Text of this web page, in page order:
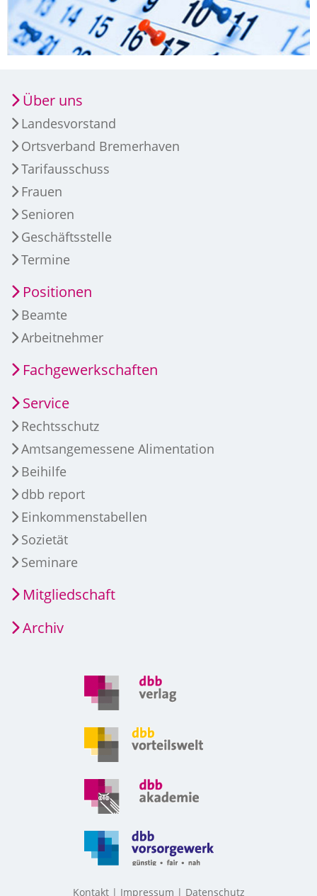
Über uns
Landesvorstand
Ortsverband Bremerhaven
Tarifausschuss
Frauen
Senioren
Geschäftsstelle
Termine
Positionen
Beamte
Arbeitnehmer
Fachgewerkschaften
Service
Rechtsschutz
Amtsangemessene Alimentation
Beihilfe
dbb report
Einkommenstabellen
Sozietät
Seminare
Mitgliedschaft
Archiv
Kontakt Impressum Datenschutz